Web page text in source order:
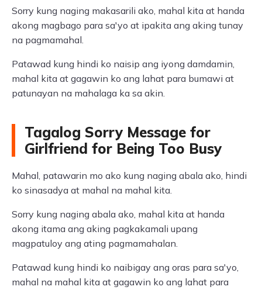
Sorry kung naging makasarili ako, mahal kita at handa
akong magbago para sa'yo at ipakita ang aking tunay
na pagmamahal.
Patawad kung hindi ko naisip ang iyong damdamin,
mahal kita at gagawin ko ang lahat para bumawi at
patunayan na mahalaga ka sa akin.
Tagalog Sorry Message for
Girlfriend for Being Too Busy
Mahal, patawarin mo ako kung naging abala ako, hindi
ko sinasadya at mahal na mahal kita.
Sorry kung naging abala ako, mahal kita at handa
akong itama ang aking pagkakamali upang
magpatuloy ang ating pagmamahalan.
Patawad kung hindi ko naibigay ang oras para sa'yo,
mahal na mahal kita at gagawin ko ang lahat para